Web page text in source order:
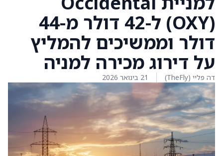
(OXY) ל-42 דולר מ-44
דולר וממשיכים להמליץ
על דירוג מכירה למניה
דה פליי (TheFly) 21 בינואר 2026